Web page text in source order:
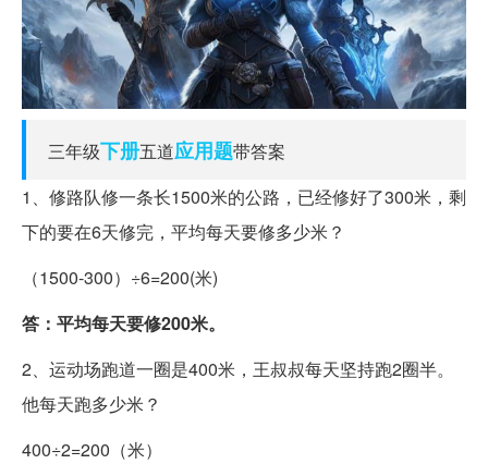
三年级下册五道应用题带答案
1、修路队修一条长1500米的公路，已经修好了300米，剩
下的要在6天修完，平均每天要修多少米？
（1500-300）÷6=200(米)
答：平均每天要修200米。
2、运动场跑道一圈是400米，王叔叔每天坚持跑2圈半。
他每天跑多少米？
400÷2=200（米）